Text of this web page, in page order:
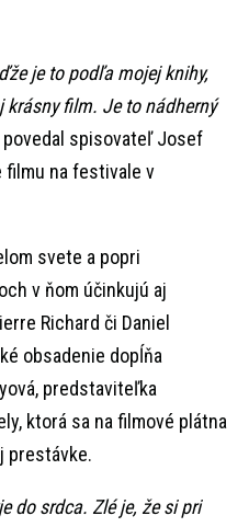
je to podľa mojej knihy,
krásny film. Je to nádherný
povedal spisovateľ Josef
filmu na festivale v
svete a popri
v ňom účinkujú aj
Richard či Daniel
obsadenie dopĺňa
predstaviteľka
ktorá sa na filmové plátna
prestávke.
do srdca. Zlé je, že si pri